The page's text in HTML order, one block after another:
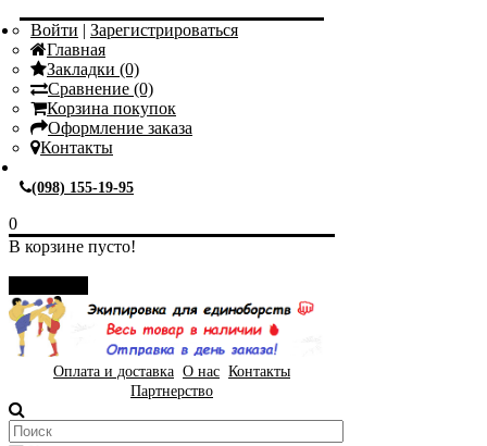
Войти | Зарегистрироваться
Главная
Закладки (0)
Сравнение (0)
Корзина покупок
Оформление заказа
Контакты
(098) 155-19-95
0
В корзине пусто!
Оплата и доставка О нас Контакты
Партнерство